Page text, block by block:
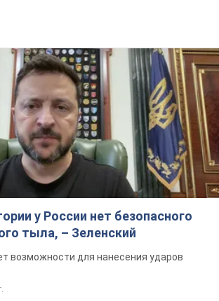
у России нет безопасного
тыла, – Зеленский
возможности для нанесения ударов